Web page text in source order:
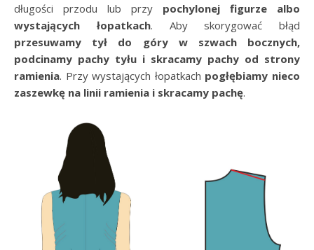
długości przodu lub przy pochylonej figurze albo
wystających łopatkach. Aby skorygować błąd
przesuwamy tył do góry w szwach bocznych,
podcinamy pachy tyłu i skracamy pachy od strony
ramienia. Przy wystających łopatkach pogłębiamy nieco
zaszewkę na linii ramienia i skracamy pachę.